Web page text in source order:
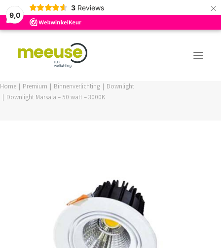
9,0
3 Reviews ×
LOGIN / REGISTER
WINKELWAGEN
Home Premium Binnenverlichting
Downlight
Downlight Marsala – 50 watt – 3000K